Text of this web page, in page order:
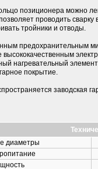
позиционера можно
проводить сварку
тройники и отводы.
предохранительным
высококачественным
нагревательный
покрытие.
заводская
диаметры